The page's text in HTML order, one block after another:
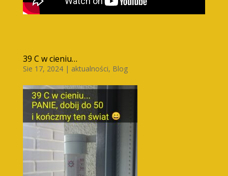
39 C w cieniu…
Sie 17, 2024| aktualności, Blog